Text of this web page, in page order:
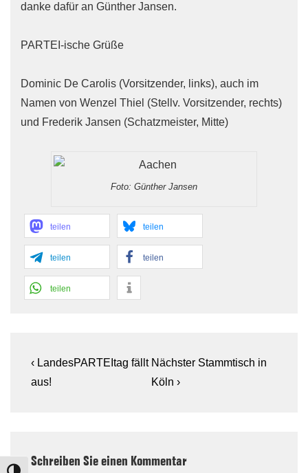
danke dafür an Günther Jansen.
PARTEI-ische Grüße
Dominic De Carolis (Vorsitzender, links), auch im
Namen von Wenzel Thiel (Stellv. Vorsitzender, rechts)
und Frederik Jansen (Schatzmeister, Mitte)
Foto: Günther Jansen
teilen teilen
teilen teilen
teilen
Beitragsnavigation
Previous
Post
‹ LandesPARTEItag fällt
aus!
Next
Post
Nächster Stammtisch in
Köln ›
Schreiben Sie einen Kommentar